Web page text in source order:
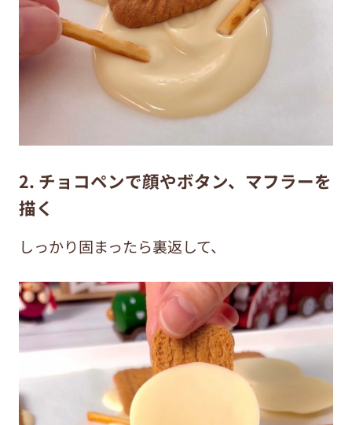
2. チョコペンで顔やボタン、マフラーを
描く
しっかり固まったら裏返して、